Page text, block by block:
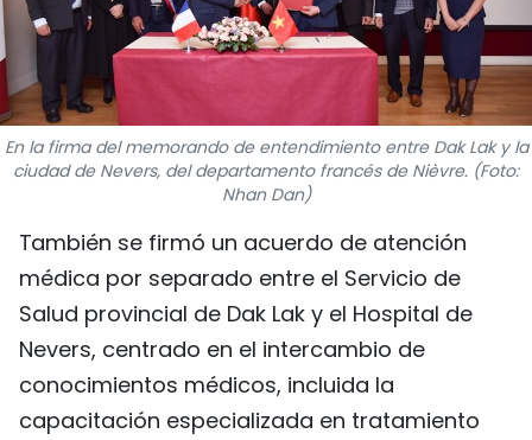
TIẾNG VIỆT
ENGLISH
中文
FRANÇAIS
РУССКИЙ
En la firma del memorando de entendimiento entre Dak Lak y la
ciudad de Nevers, del departamento francés de Nièvre. (Foto:
Nhan Dan)
También se firmó un acuerdo de atención
médica por separado entre el Servicio de
Salud provincial de Dak Lak y el Hospital de
Nevers, centrado en el intercambio de
conocimientos médicos, incluida la
capacitación especializada en tratamiento